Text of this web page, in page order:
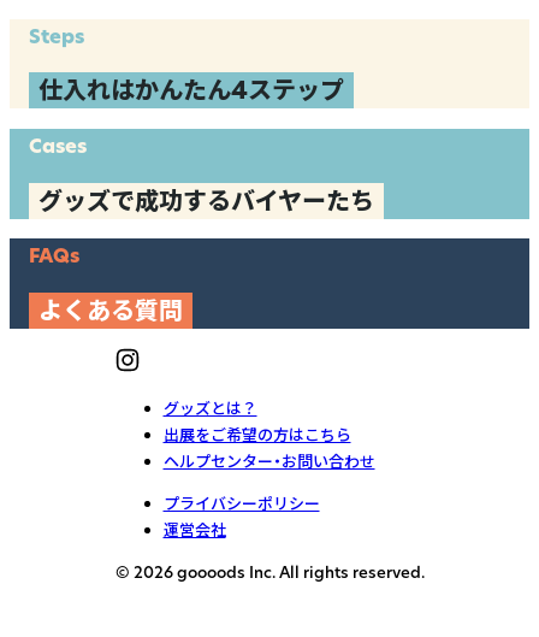
Steps
仕入れはかんたん4ステップ
Cases
グッズで成功するバイヤーたち
FAQs
よくある質問
グッズとは？
出展をご希望の方はこちら
ヘルプセンター・お問い合わせ
プライバシーポリシー
運営会社
© 2026 goooods Inc. All rights reserved.